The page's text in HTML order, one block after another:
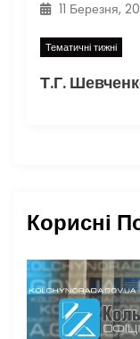
11 Березня,
Тематичні тижні
Т.Г.
Корисні